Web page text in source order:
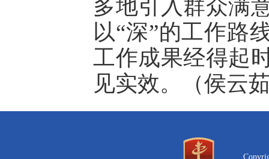
多地引入群众满
以“深”的工作路
工作成果经得起
见实效。（侯云